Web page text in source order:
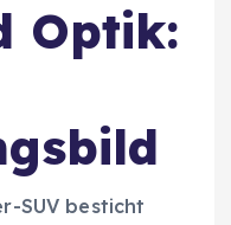
Optik:
SUV besticht